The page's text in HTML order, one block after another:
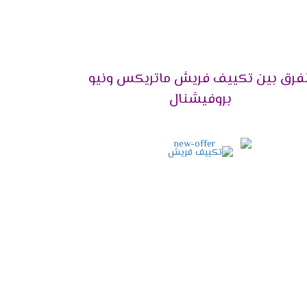
2024بين تكييف فريش ماتريكس ونيو
بروفيشنال